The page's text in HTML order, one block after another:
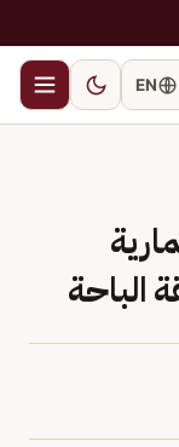
EN
الباحة